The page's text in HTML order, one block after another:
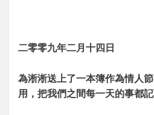
二零零九年二月十四日
為淅淅送上了一本簿作為情人
用，把我們之間每一天的事都記